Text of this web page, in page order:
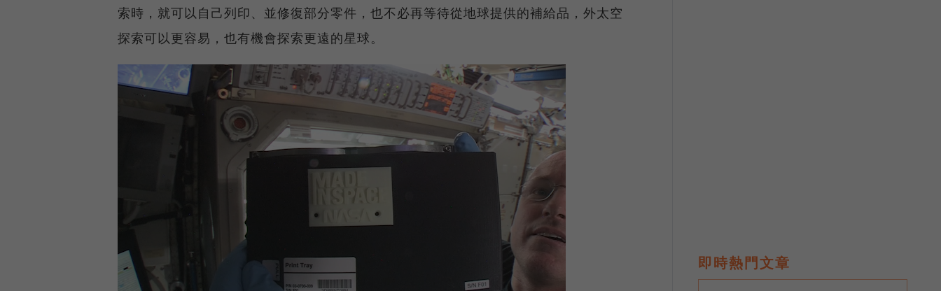
索時，就可以自己列印、並修復部分零件，也不必再等待從地球提供的補給品，外太空
探索可以更容易，也有機會探索更遠的星球。
即時熱門文章